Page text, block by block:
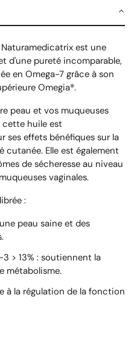
Naturamedicatrix est une
d'une pureté incomparable,
en Omega-7 grâce à son
Omegia®.
peau et vos muqueuses
cette huile est
ses effets bénéfiques sur la
cutanée. Elle est également
de sécheresse au niveau
vaginales.
:
peau saine et des
> 13% : soutiennent la
métabolisme.
à la régulation de la fonction